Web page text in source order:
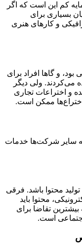
کم این است که اگر
بسیاری برای
و کارهای هنری
و گاها افراد برای
می‌کردند. ولی دیگر
و اختراعات تجاری
اختراع‌ها ممکن است.
سایر شرکت‌ها خدمات
محتوا باشد. فرقی
محتوا باید
تقاضا برای
است.